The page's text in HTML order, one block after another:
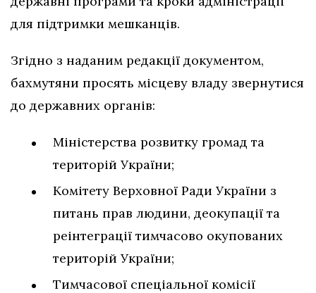
для підтримки мешканців.
Згідно з наданим редакції документом,
бахмутяни просять місцеву владу звернутися
до державних органів:
Міністерства розвитку громад та
територій України;
Комітету Верховної Ради України з
питань прав людини, деокупації та
реінтеграції тимчасово окупованих
територій України;
Тимчасової спеціальної комісії